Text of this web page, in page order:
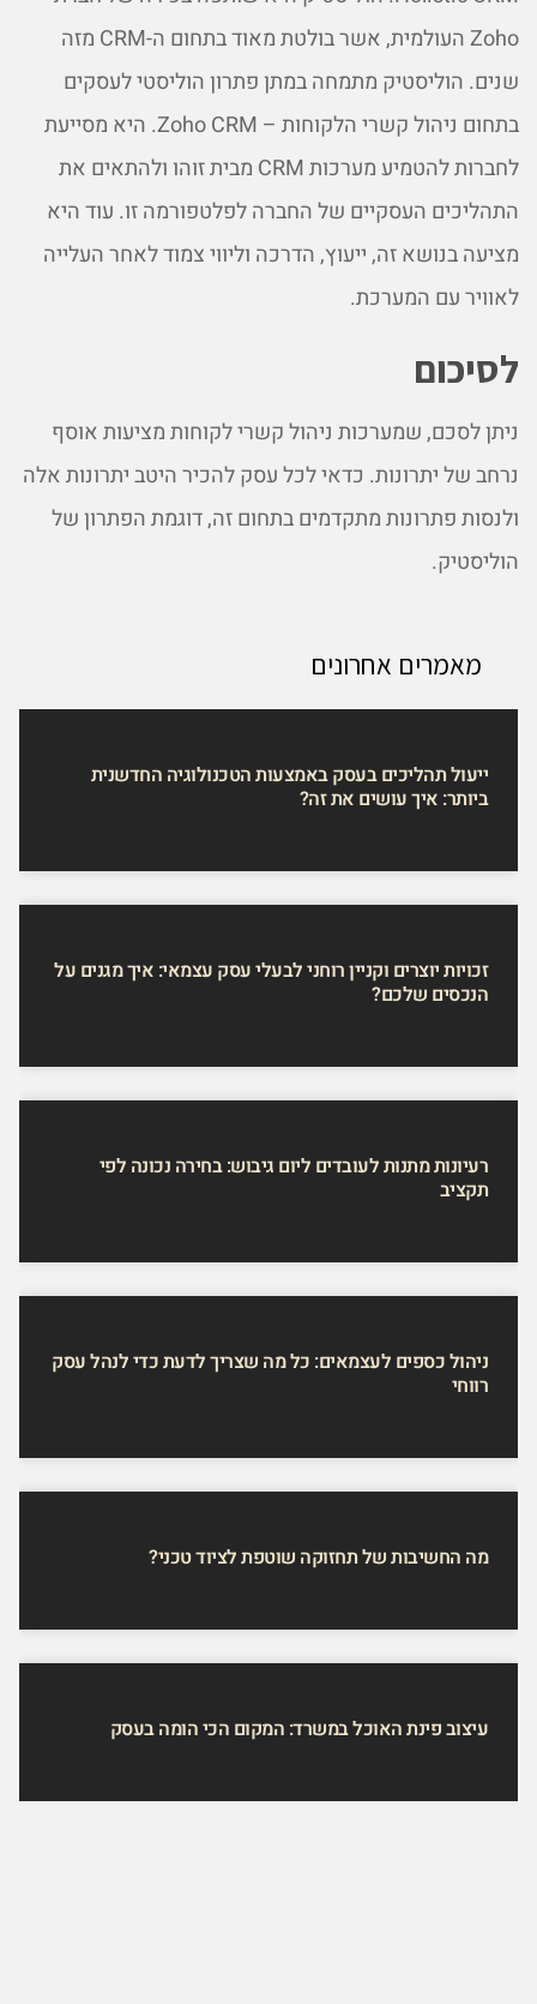
Zoho העולמית, אשר בולטת מאוד בתחום ה-CRM מזה
שנים. הוליסטיק מתמחה במתן פתרון הוליסטי לעסקים
בתחום ניהול קשרי הלקוחות – Zoho CRM. היא מסייעת
לחברות להטמיע מערכות CRM מבית זוהו ולהתאים את
התהליכים העסקיים של החברה לפלטפורמה זו. עוד היא
מציעה בנושא זה, ייעוץ, הדרכה וליווי צמוד לאחר העלייה
לאוויר עם המערכת.
לסיכום
ניתן לסכם, שמערכות ניהול קשרי לקוחות מציעות אוסף
נרחב של יתרונות. כדאי לכל עסק להכיר היטב יתרונות אלה
ולנסות פתרונות מתקדמים בתחום זה, דוגמת הפתרון של
הוליסטיק.
מאמרים אחרונים
ייעול תהליכים בעסק באמצעות הטכנולוגיה החדשנית
ביותר: איך עושים את זה?
זכויות יוצרים וקניין רוחני לבעלי עסק עצמאי: איך מגנים על
הנכסים שלכם?
רעיונות מתנות לעובדים ליום גיבוש: בחירה נכונה לפי
תקציב
ניהול כספים לעצמאים: כל מה שצריך לדעת כדי לנהל עסק
רווחי
מה החשיבות של תחזוקה שוטפת לציוד טכני?
עיצוב פינת האוכל במשרד: המקום הכי הומה בעסק